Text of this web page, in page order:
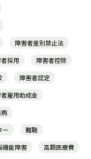
障害者差別禁止法
採用
障害者控除
障害者認定
雇用助成金
ー
難聴
機能障害
高額医療費